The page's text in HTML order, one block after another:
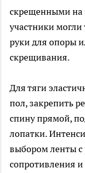
скрещенными на
участники могли
руки для опоры
скрещивания.
Для тяги
пол, закрепить
спину прямой,
лопатки.
выбором ленты
сопротивления